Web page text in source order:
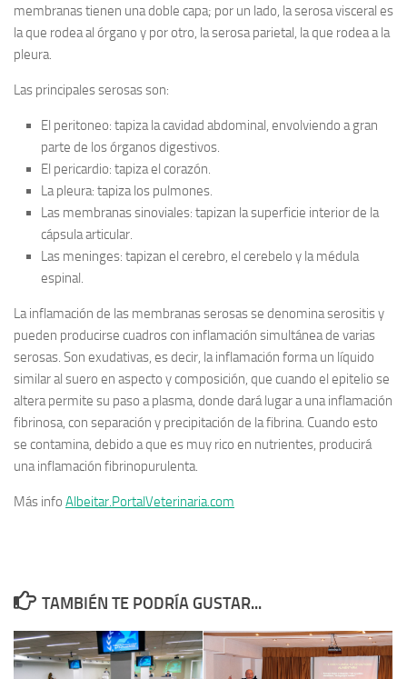
membranas tienen una doble capa; por un lado, la serosa visceral es
la que rodea al órgano y por otro, la serosa parietal, la que rodea a la
pleura.
Las principales serosas son:
El peritoneo: tapiza la cavidad abdominal, envolviendo a gran
parte de los órganos digestivos.
El pericardio: tapiza el corazón.
La pleura: tapiza los pulmones.
Las membranas sinoviales: tapizan la superficie interior de la
cápsula articular.
Las meninges: tapizan el cerebro, el cerebelo y la médula
espinal.
La inflamación de las membranas serosas se denomina serositis y
pueden producirse cuadros con inflamación simultánea de varias
serosas. Son exudativas, es decir, la inflamación forma un líquido
similar al suero en aspecto y composición, que cuando el epitelio se
altera permite su paso a plasma, donde dará lugar a una inflamación
fibrinosa, con separación y precipitación de la fibrina. Cuando esto
se contamina, debido a que es muy rico en nutrientes, producirá
una inflamación fibrinopurulenta.
Más info Albeitar.PortalVeterinaria.com
TAMBIÉN TE PODRÍA GUSTAR...